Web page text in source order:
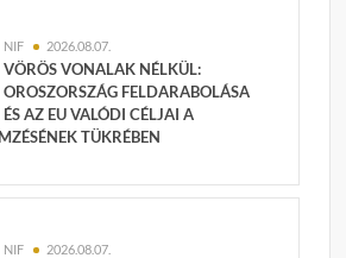
NIF 2026.08.07.
VÖRÖS VONALAK NÉLKÜL:
OROSZORSZÁG FELDARABOLÁSA
ÉS AZ EU VALÓDI CÉLJAI A
TÜKRÉBEN
NIF 2026.08.07.